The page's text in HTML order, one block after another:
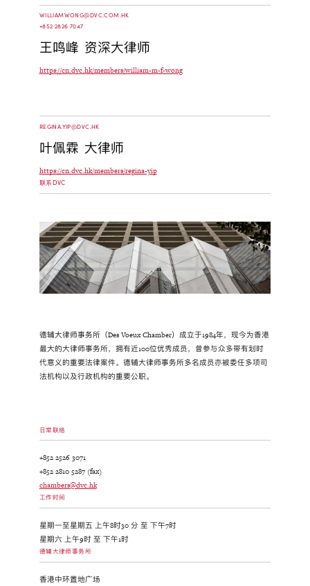
WILLIAMWONG@DVC.COM.HK
+852 2826 7047
王鸣峰 资深大律师
https://cn.dvc.hk/members/william-m-f-wong
REGINA.YIP@DVC.HK
叶佩霖 大律师
https://cn.dvc.hk/members/regina-yip
联系DVC
德辅大律师事务所（Des Voeux Chamber）成立于1984年，现今为香港
最大的大律师事务所，拥有近100位优秀成员，曾参与众多带有划时
代意义的重要法律案件。德辅大律师事务所多名成员亦被委任多项司
法机构以及行政机构的重要公职。
日常联络
+852 2526 3071
+852 2810 5287 (fax)
chambers@dvc.hk
工作时间
星期一至星期五 上午8时30 分 至 下午7时
星期六 上午9时 至 下午1时
德辅大律师事务所
香港中环置地广场